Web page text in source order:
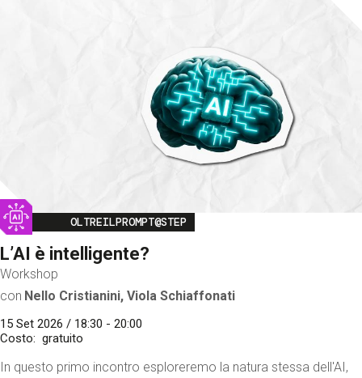
Image
OLTREILPROMPT@STEP
L’AI è intelligente?
Workshop
con Nello Cristianini, Viola Schiaffonati
15 Set 2026 / 18:30 - 20:00
Costo
gratuito
In questo primo incontro esploreremo la natura stessa dell'AI,